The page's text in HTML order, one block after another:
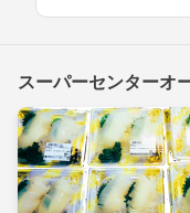
スーパーセンターオ